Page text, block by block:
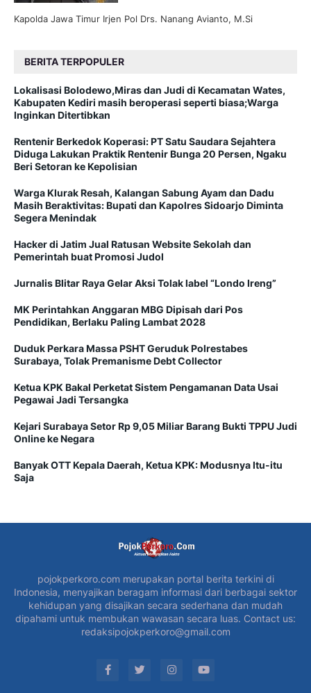
Kapolda Jawa Timur Irjen Pol Drs. Nanang Avianto, M.Si
BERITA TERPOPULER
Lokalisasi Bolodewo,Miras dan Judi di Kecamatan Wates,
Kabupaten Kediri masih beroperasi seperti biasa;Warga
Inginkan Ditertibkan
Rentenir Berkedok Koperasi: PT Satu Saudara Sejahtera
Diduga Lakukan Praktik Rentenir Bunga 20 Persen, Ngaku
Beri Setoran ke Kepolisian
Warga Klurak Resah, Kalangan Sabung Ayam dan Dadu
Masih Beraktivitas: Bupati dan Kapolres Sidoarjo Diminta
Segera Menindak
Hacker di Jatim Jual Ratusan Website Sekolah dan
Pemerintah buat Promosi Judol
Jurnalis Blitar Raya Gelar Aksi Tolak label “Londo Ireng”
MK Perintahkan Anggaran MBG Dipisah dari Pos
Pendidikan, Berlaku Paling Lambat 2028
Duduk Perkara Massa PSHT Geruduk Polrestabes
Surabaya, Tolak Premanisme Debt Collector
Ketua KPK Bakal Perketat Sistem Pengamanan Data Usai
Pegawai Jadi Tersangka
Kejari Surabaya Setor Rp 9,05 Miliar Barang Bukti TPPU Judi
Online ke Negara
Banyak OTT Kepala Daerah, Ketua KPK: Modusnya Itu-itu
Saja
pojokperkoro.com merupakan portal berita terkini di
Indonesia, menyajikan beragam informasi dari berbagai sektor
kehidupan yang disajikan secara sederhana dan mudah
dipahami untuk membukan wawasan secara luas. Contact us:
redaksipojokperkoro@gmail.com